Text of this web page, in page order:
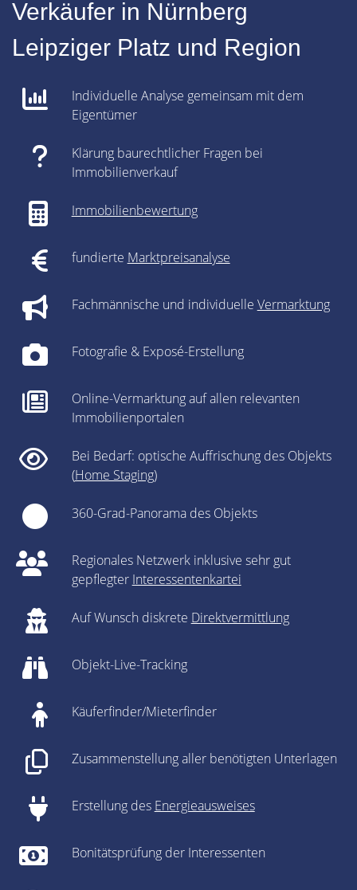
Verkäufer in Nürnberg
Leipziger Platz und Region
Individuelle Analyse gemeinsam mit dem
Eigentümer
Klärung baurechtlicher Fragen bei
Immobilienverkauf
Immobilienbewertung
fundierte Marktpreisanalyse
Fachmännische und individuelle Vermarktung
Fotografie & Exposé-Erstellung
Online-Vermarktung auf allen relevanten
Immobilienportalen
Bei Bedarf: optische Auffrischung des Objekts
(Home Staging)
360-Grad-Panorama des Objekts
Regionales Netzwerk inklusive sehr gut
gepflegter Interessentenkartei
Auf Wunsch diskrete Direktvermittlung
Objekt-Live-Tracking
Käuferfinder/Mieterfinder
Zusammenstellung aller benötigten Unterlagen
Erstellung des Energieausweises
Bonitätsprüfung der Interessenten